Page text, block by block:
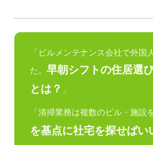
「ビルメンテナンス会社で外国
た。早朝シフトの住居選
とは？ 」
「清掃業務は複数のビル・施設
を基点に社宅を探せばい